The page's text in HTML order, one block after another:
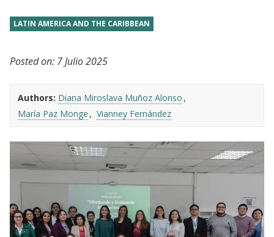
LATIN AMERICA AND THE CARIBBEAN
Posted on: 7 Julio 2025
Authors: Diana Miroslava Muñoz Alonso
María Paz Monge
Vianney Fernández